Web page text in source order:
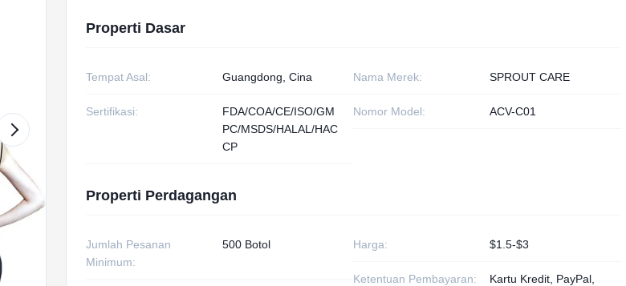
Properti Dasar
Tempat Asal: Guangdong, Cina Nama Merek: SPROUT CARE
Sertifikasi:
FDA/COA/CE/ISO/GM
PC/MSDS/HALAL/HAC
CP
Nomor Model: ACV-C01
Properti Perdagangan
Jumlah Pesanan
Minimum:
500 Botol Harga: $1.5-$3
Ketentuan Pembayaran:
Kartu Kredit, PayPal,